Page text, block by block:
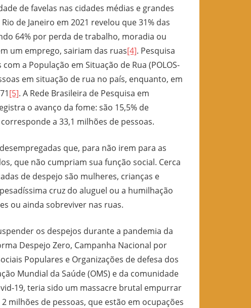
de favelas nas cidades médias e grandes
de Janeiro em 2021 revelou que 31% das
64% por perda de trabalho, moradia ou
um emprego, sairiam das ruas[4]. Pesquisa
a População em Situação de Rua (POLOS-
em situação de rua no país, enquanto, em
[5]. A Rede Brasileira de Pesquisa em
o avanço da fome: são 15,5% de
a 33,1 milhões de pessoas.
que, para não irem para as
que não cumpriam sua função social. Cerca
de despejo são mulheres, crianças e
cruz do aluguel ou a humilhação
ou ainda sobreviver nas ruas.
os despejos durante a pandemia da
Despejo Zero, Campanha Nacional por
Populares e Organizações de defesa dos
Mundial da Saúde (OMS) e da comunidade
19, teria sido um massacre brutal empurrar
milhões de pessoas, que estão em ocupações